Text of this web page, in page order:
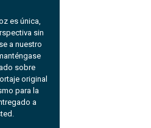
es única,
sin
a nuestro
sobre
original
para la
a